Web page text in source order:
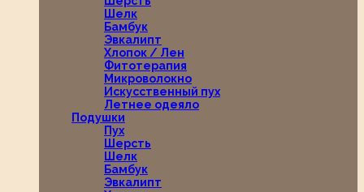
Шелк
Бамбук
Эвкалипт
Хлопок / Лен
Фитотерапия
Микроволокно
Искусственный пух
Летнее одеяло
Подушки
Пух
Шерсть
Шелк
Бамбук
Эвкалипт